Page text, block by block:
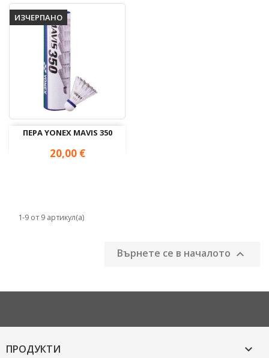
ИЗЧЕРПАНО
ПЕРА YONEX МAVIS 350
Цена
20,00 €
1-9 от 9 артикул(а)
Върнете се в началото 
ПРОДУКТИ 